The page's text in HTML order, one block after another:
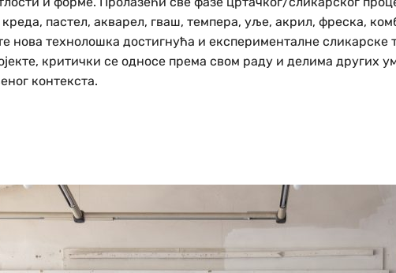
пастел, акварел, гваш, темпера, уље, акрил, фреска,
нова технолошка достигнућа и експерименталне сликарске
критички се односе према свом раду и делима других
контекста.